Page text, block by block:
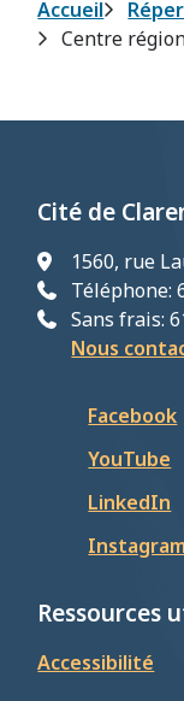
Fil
Accueil
Centre
Cité de
1560, rue
Téléphone:
Sans frais:
Nous
Facebook
YouTube
LinkedIn
Instagram
Ressources
Accessibilité